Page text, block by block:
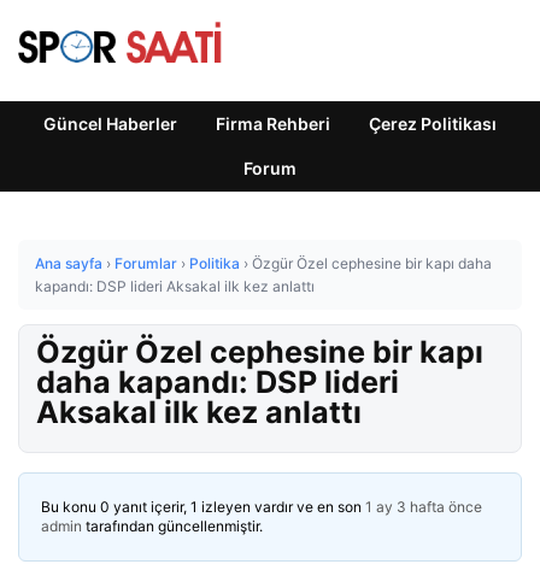
Güncel Haberler Firma Rehberi Çerez Politikası
Forum
Ana sayfa › Forumlar › Politika › Özgür Özel cephesine bir kapı daha
kapandı: DSP lideri Aksakal ilk kez anlattı
Özgür Özel cephesine bir kapı
daha kapandı: DSP lideri
Aksakal ilk kez anlattı
Bu konu 0 yanıt içerir, 1 izleyen vardır ve en son 1 ay 3 hafta önce
admin tarafından güncellenmiştir.